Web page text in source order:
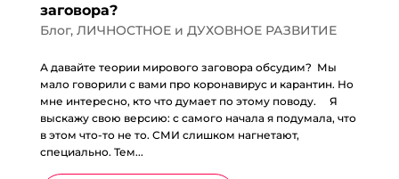
заговора?
Блог, ЛИЧНОСТНОЕ и ДУХОВНОЕ РАЗВИТИЕ
А давайте теории мирового заговора обсудим? Мы
мало говорили с вами про коронавирус и карантин. Но
мне интересно, кто что думает по этому поводу. ⠀ Я
выскажу свою версию: с самого начала я подумала, что
в этом что-то не то. СМИ слишком нагнетают,
специально. Тем...